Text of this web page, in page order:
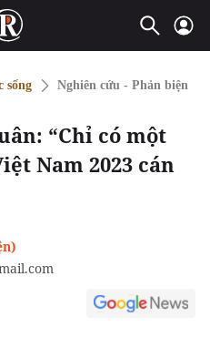
sống Nghiên cứu - Phản biện
“Chỉ có một
Nam 2023 cán